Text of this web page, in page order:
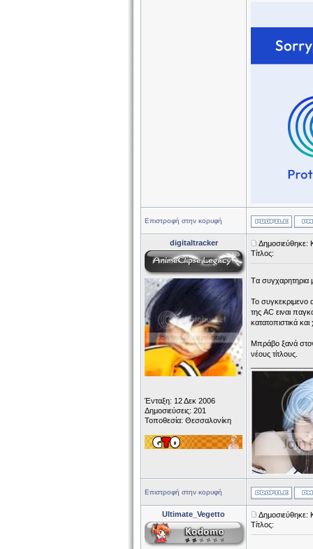
Επιστροφή στην κορυφή
digitaltracker
Ένταξη: 12 Δεκ 2006
Δημοσιεύσεις: 201
Τοποθεσία: Θεσσαλονίκη
Δημοσιεύθηκε:
Τίτλος:
Tα συγχαρητηρια
Το συγκεκριμενο
της AC ειναι
κατατοπιστικά
Μπράβο ξανά
νέους τίτλους.
Επιστροφή στην κορυφή
Ultimate_Vegetto
Δημοσιεύθηκε:
Τίτλος: